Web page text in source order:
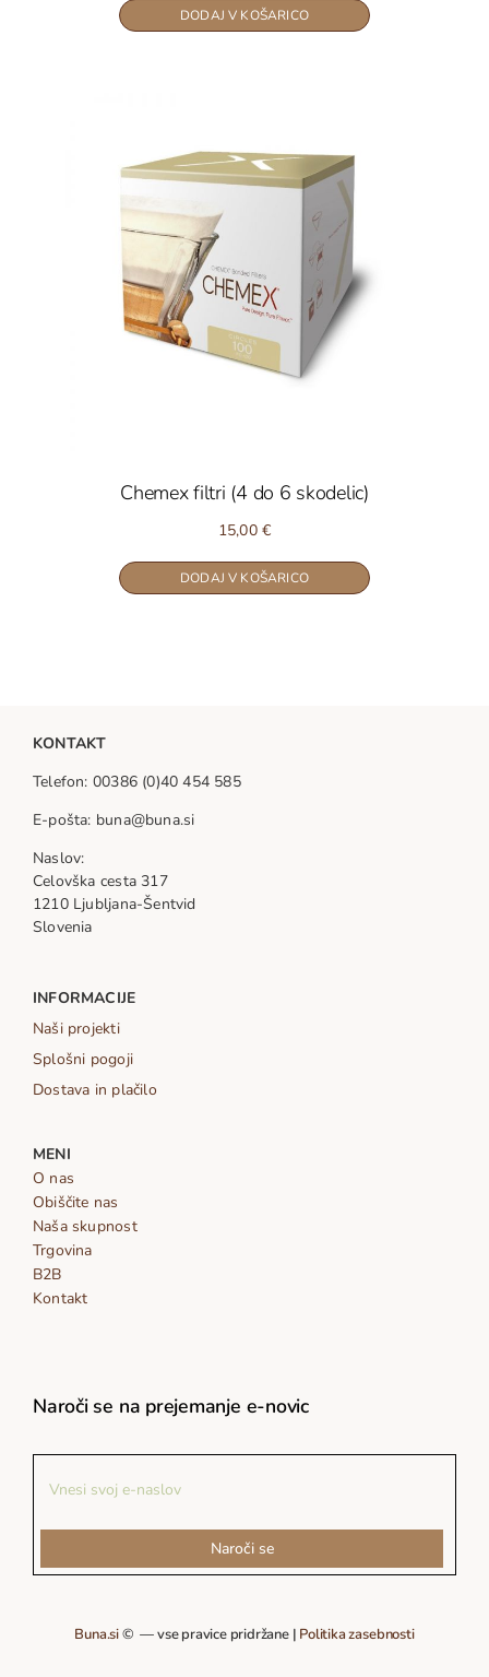
DODAJ V KOŠARICO
Chemex filtri (4 do 6 skodelic)
15,00€
DODAJ V KOŠARICO
KONTAKT
Telefon: 00386 (0)40 454 585
E-pošta: buna@buna.si
Naslov:
Celovška cesta 317
1210 Ljubljana-Šentvid
Slovenia
INFORMACIJE
Naši projekti
Splošni pogoji
Dostava in plačilo
MENI
O nas
Obiščite nas
Naša skupnost
Trgovina
B2B
Kontakt
Naroči se na prejemanje e-novic
Naroči se
Buna.si© — vse pravice pridržane | Politika zasebnosti